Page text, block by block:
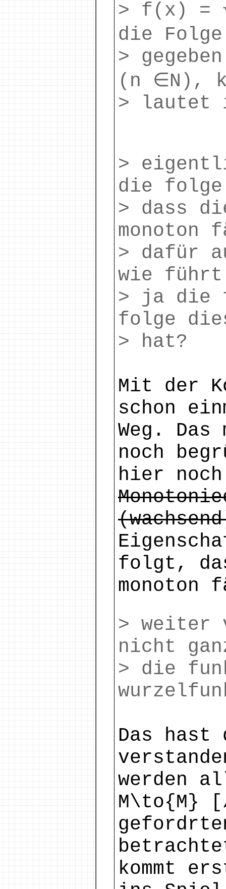
> f(x) =
die
>
(n ∈N),
> lautet
>
die
> dass
> dafür
wie führt
> ja die
folge
> hat?
Mit der
schon
Weg. Das
noch
hier
folgt,
> weiter
nicht
> die
Das
werden
M\to{M}
kommt